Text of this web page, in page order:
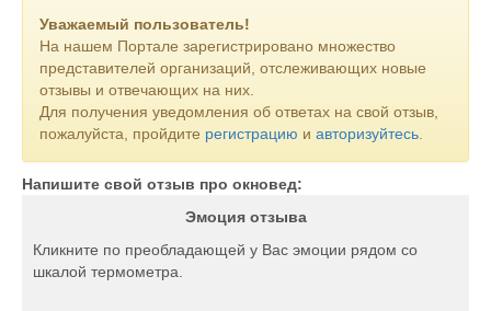
Уважаемый пользователь!
На нашем Портале зарегистрировано множество
представителей организаций, отслеживающих новые
отзывы и отвечающих на них.
Для получения уведомления об ответах на свой отзыв,
пожалуйста, пройдите регистрацию и авторизуйтесь
Напишите свой отзыв про окновед:
Эмоция отзыва
Кликните по преобладающей у Вас эмоции рядом со
шкалой термометра.